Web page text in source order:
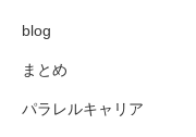
blog
まとめ
パラレルキャリア